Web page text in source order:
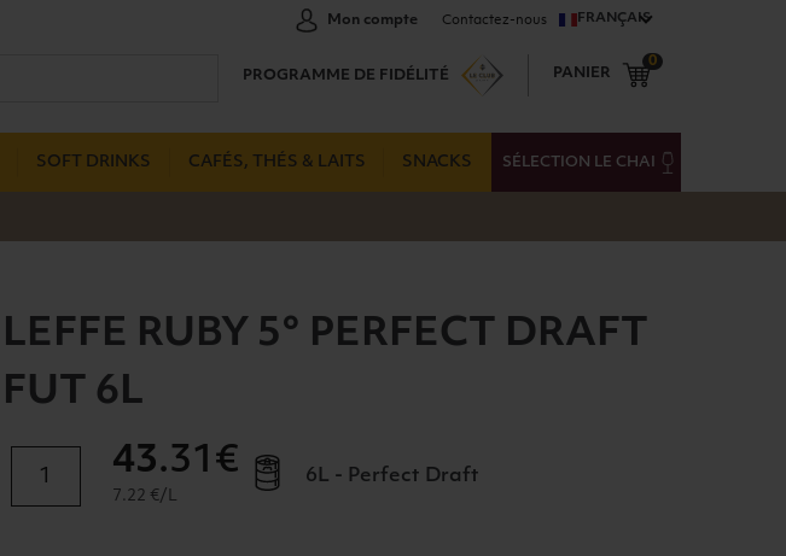
Mon compte Contactez-nous FRANÇAIS
PROGRAMME DE FIDÉLITÉ PANIER
0
SOFT DRINKS CAFÉS, THÉS & LAITS SNACKS SÉLECTION LE CHAI
LEFFE RUBY 5° PERFECT DRAFT
FUT 6L
43.31€
7.22 €/L
6L - Perfect Draft